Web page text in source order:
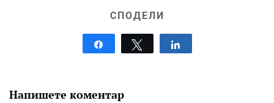
СПОДЕЛИ
Tweet
Напишете коментар